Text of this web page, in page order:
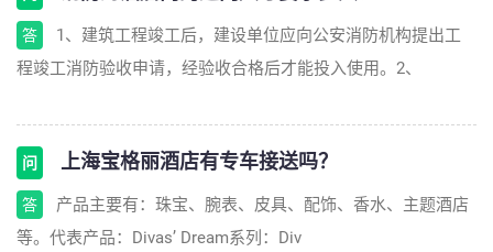
答
1、建筑工程竣工后，建设单位应向公安消防机构提出工
程竣工消防验收申请，经验收合格后才能投入使用。2、
问 上海宝格丽酒店有专车接送吗？
答
产品主要有：珠宝、腕表、皮具、配饰、香水、主题酒店
等。代表产品：Divas’ Dream系列：Div